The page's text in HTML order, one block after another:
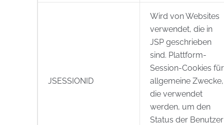
JSESSIONID
Wird von Websites
verwendet, die in
JSP geschrieben
sind. Plattform-
Session-Cookies für
allgemeine Zwecke,
die verwendet
werden, um den
Status der Benutzer